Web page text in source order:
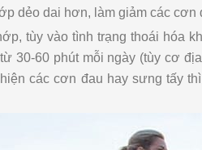
dẻo dai hơn, làm giảm các cơn
tùy vào tình trạng thoái hóa
30-60 phút mỗi ngày (tùy cơ
các cơn đau hay sưng tấy